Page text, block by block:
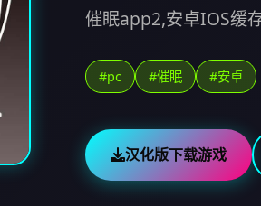
催眠app2,安卓IOS缓
#pc #催眠 #安卓
汉化版下载游戏